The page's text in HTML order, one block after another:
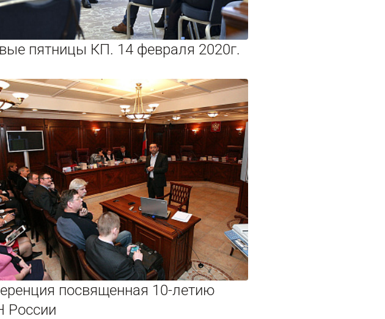
пятницы КП. 14 февраля 2020г.
посвященная 10-летию
России